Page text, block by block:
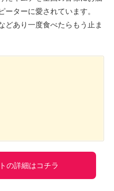
ーターに愛されています。
どあり一度食べたらもう止ま
の詳細はコチラ